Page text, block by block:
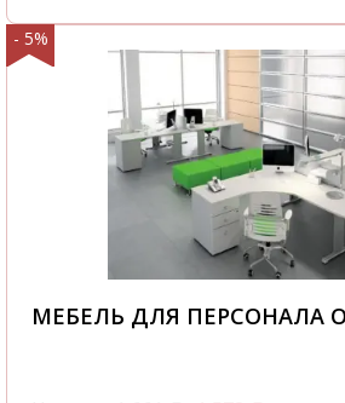
- 5%
МЕБЕЛЬ ДЛЯ ПЕРСОНАЛА